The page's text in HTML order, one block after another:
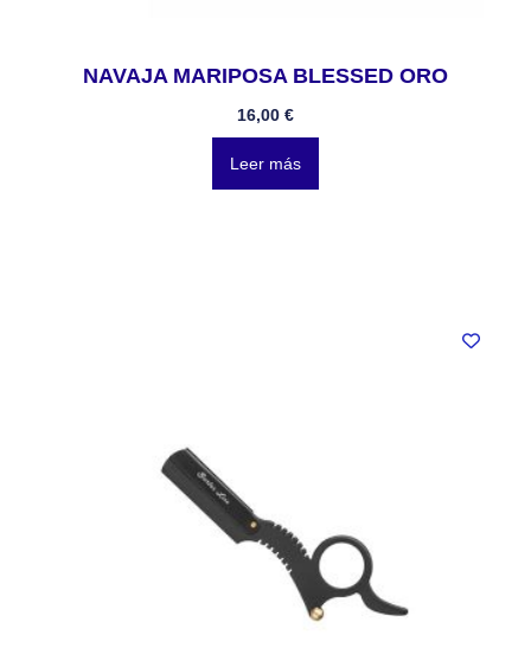
NAVAJA MARIPOSA BLESSED ORO
16,00 €
Leer más